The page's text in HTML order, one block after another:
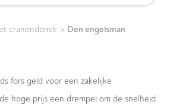
cranendonck > Den engelsman
fors geld voor een zakelijke
hoge prijs een drempel om de snelheid